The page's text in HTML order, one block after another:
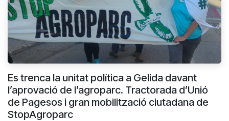
Es trenca la unitat política a Gelida davant
l’aprovació de l’agroparc. Tractorada d’Unió
de Pagesos i gran mobilització ciutadana de
StopAgroparc